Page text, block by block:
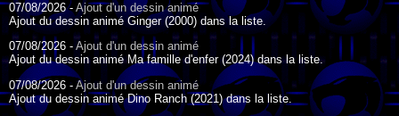
07/08/2026 - Ajout d'un dessin animé
Ajout du dessin animé Ginger (2000) dans la liste.
07/08/2026 - Ajout d'un dessin animé
Ajout du dessin animé Ma famille d'enfer (2024) dans la liste.
07/08/2026 - Ajout d'un dessin animé
Ajout du dessin animé Dino Ranch (2021) dans la liste.